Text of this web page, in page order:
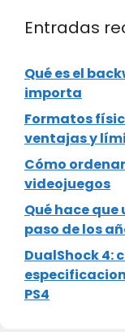
Entradas
Qué es el
importa
Formatos
ventajas y
Cómo
videojuegos
Qué hace que
paso de los
DualShock 4:
PS4